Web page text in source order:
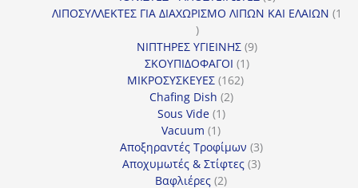
προϊόντα
ΛΙΠΟΣΥΛΛΕΚΤΕΣ ΓΙΑ ΔΙΑΧΩΡΙΣΜΟ ΛΙΠΩΝ ΚΑΙ ΕΛΑΙΩΝ 1
1
προϊόν
ΝΙΠΤΗΡΕΣ ΥΓΙΕΙΝΗΣ 99
ΣΚΟΥΠΙΔΟΦΑΓΟΙ 11
ΜΙΚΡΟΣΥΣΚΕΥΕΣ 162162
Chafing Dish 22
Sous Vide 11
Vacuum 11
προϊόν
Αποξηραντές Τροφίμων 33
προϊόντα
Αποχυμωτές & Στίφτες 33
Βαφλιέρες 22